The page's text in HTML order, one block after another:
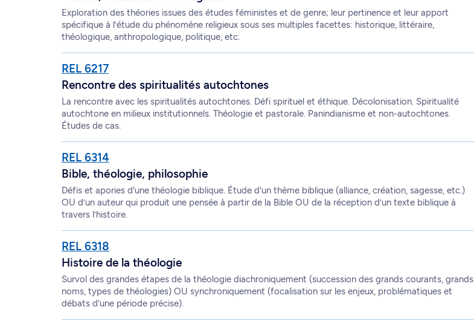
Exploration des théories issues des études féministes et de genre; leur pertinence et leur apport
spécifique à l’étude du phénomène religieux sous ses multiples facettes: historique, littéraire,
théologique, anthropologique, politique, etc.
REL 6217
Rencontre des spiritualités autochtones
La rencontre avec les spiritualités autochtones. Défi spirituel et éthique. Décolonisation. Spiritualité
autochtone en milieux institutionnels. Théologie et pastorale. Panindianisme et non-autochtones.
Études de cas.
REL 6314
Bible, théologie, philosophie
Défis et apories d'une théologie biblique. Étude d'un thème biblique (alliance, création, sagesse, etc.)
OU d’un auteur qui produit une pensée à partir de la Bible OU de la réception d’un texte biblique à
travers l’histoire.
REL 6318
Histoire de la théologie
Survol des grandes étapes de la théologie diachroniquement (succession des grands courants, grands
noms, types de théologies) OU synchroniquement (focalisation sur les enjeux, problématiques et
débats d'une période précise).